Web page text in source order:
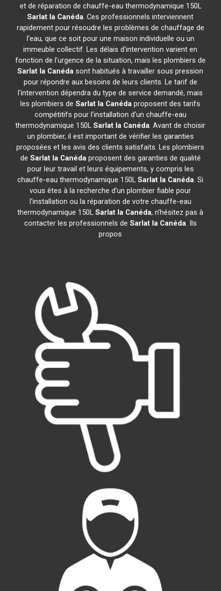
et de réparation de chauffe-eau thermodynamique 150L
Sarlat la Canéda. Ces professionnels interviennent
rapidement pour résoudre les problèmes de chauffage de
l'eau, que ce soit pour une maison individuelle ou un
immeuble collectif. Les délais d'intervention varient en
fonction de l'urgence de la situation, mais les plombiers de
Sarlat la Canéda sont habitués à travailler sous pression
pour répondre aux besoins de leurs clients. Le tarif de
l'intervention dépendra du type de service demandé, mais
les plombiers deSarlat la Canéda proposent des tarifs
compétitifs pour l'installation d'un chauffe-eau
thermodynamique 150LSarlat la Canéda. Avant de choisir
un plombier, il est important de vérifier les garanties
proposées et les avis des clients satisfaits. Les plombiers
de Sarlat la Canédaproposent des garanties de qualité
pour leur travail et leurs équipements, y compris les
chauffe-eau thermodynamique 150LSarlat la Canéda. Si
vous êtes à la recherche d'un plombier fiable pour
l'installation ou la réparation de votre chauffe-eau
thermodynamique 150LSarlat la Canéda, n'hésitez pas à
contacter les professionnels de Sarlat la Canéda. Ils
propos